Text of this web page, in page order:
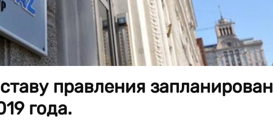
правления запланирован
года.